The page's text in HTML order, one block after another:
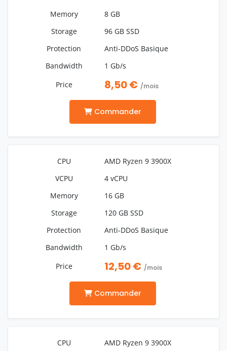
8 GB
96 GB SSD
Anti-DDoS Basique
1 Gb/s
8,50 € /mois
Commander
AMD Ryzen 9 3900X
4 vCPU
16 GB
120 GB SSD
Anti-DDoS Basique
1 Gb/s
12,50 € /mois
Commander
AMD Ryzen 9 3900X